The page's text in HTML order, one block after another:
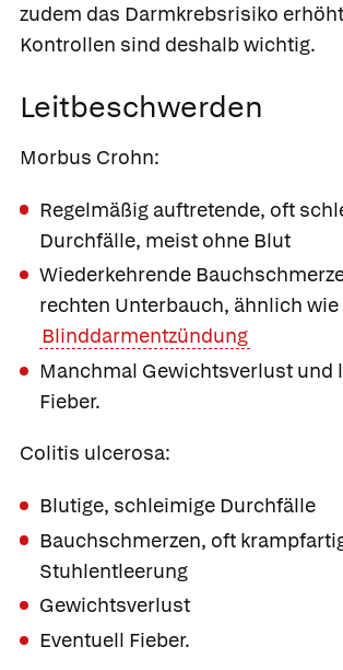
zudem das Darmkrebsrisiko
Kontrollen sind deshalb wichtig.
Leitbeschwerden
Morbus Crohn:
Regelmäßig auftretende, oft
Durchfälle, meist ohne Blut
Wiederkehrende
rechten Unterbauch, ähnlich
Blinddarmentzündung
Manchmal Gewichtsverlust und
Fieber.
Colitis ulcerosa:
Blutige, schleimige Durchfälle
Bauchschmerzen, oft
Stuhlentleerung
Gewichtsverlust
Eventuell Fieber.